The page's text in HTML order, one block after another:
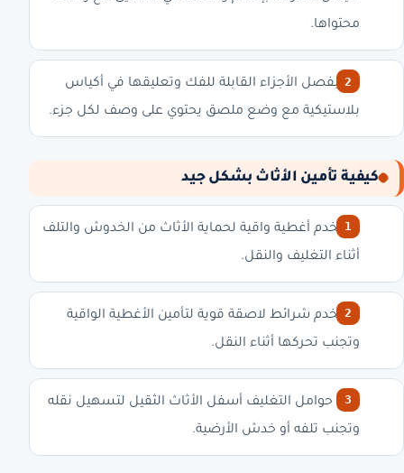
محتواها.
قم بفصل الأجزاء القابلة للفك وتعليقها في أكياس
بلاستيكية مع وضع ملصق يحتوي على وصف لكل جزء.
كيفية تأمين الأثاث بشكل جيد
استخدم أغطية واقية لحماية الأثاث من الخدوش والتلف
أثناء التغليف والنقل.
استخدم شرائط لاصقة قوية لتأمين الأغطية الواقية
وتجنب تحركها أثناء النقل.
ضع حوامل التغليف أسفل الأثاث الثقيل لتسهيل نقله
وتجنب تلفه أو خدش الأرضية.